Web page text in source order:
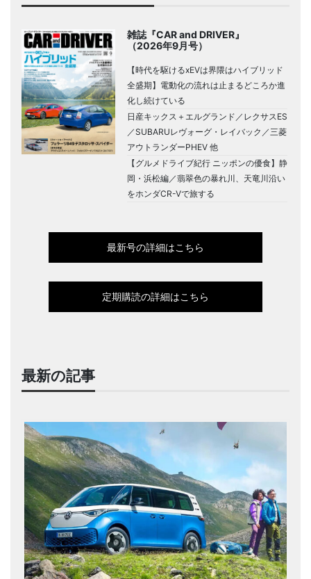
雑誌『CAR and DRIVER』
（2026年9月号）
【時代を駆けるxEVは界隈はハイブリッド
全盛期】電動化の流れは止まるどころか進
化し続けている
日産キックス＋エルグランド／レクサスES
／SUBARUレヴォーグ・レイバック／三菱
アウトランダーPHEV 他
【グルメドライブ紀行 ニッポンの優食】静
岡・浜松編／翡翠色の暴れ川、天竜川沿い
をホンダCR-Vで旅する
最新号の詳細はこちら
定期購読の詳細はこちら
最新の記事